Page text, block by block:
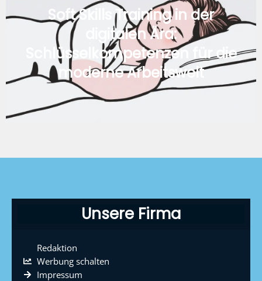
Soft Skills Training in der
digitalen Ära:
Schlüsselkompetenzen für die
moderne Arbeitswelt
Unsere Firma
Redaktion
Werbung schalten
Impressum